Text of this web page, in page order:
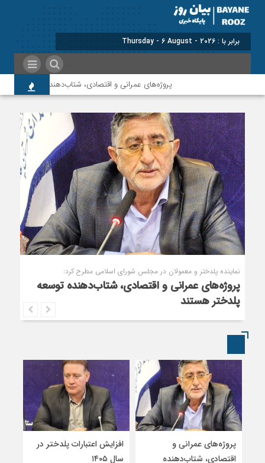
برابر با : Thursday - 6 August - 2026
پروژه‌های عمرانی و اقتصادی، شتاب‌دهنده توسعه پلدختر هستند
نماینده پلدختر و معمولان در مجلس شورای اسلامی مطرح کرد:
پروژه‌های عمرانی و اقتصادی، شتاب‌دهنده توسعه
پلدختر هستند
پروژه‌های عمرانی و
اقتصادی، شتاب‌دهنده
افزایش اعتبارات پلدختر در
سال ۱۴۰۵